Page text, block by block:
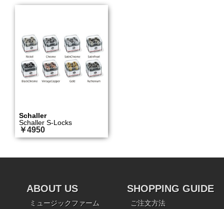
Schaller
Schaller S-Locks
￥4950
ABOUT US
ミュージックファーム
SHOPPING GUIDE
ご注文方法